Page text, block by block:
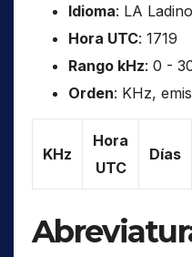
Idioma: LA Ladino
Hora UTC: 1719
Rango kHz: 0 -
Orden: KHz,
KHz
Hora
UTC
Días